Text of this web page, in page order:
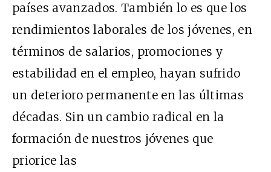
países avanzados. También lo es que los
rendimientos laborales de los jóvenes, en
términos de salarios, promociones y
estabilidad en el empleo, hayan sufrido
un deterioro permanente en las últimas
décadas. Sin un cambio radical en la
formación de nuestros jóvenes que
priorice las